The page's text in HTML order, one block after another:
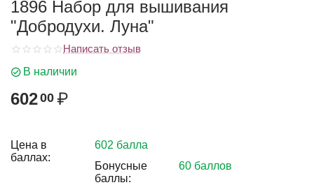
1896 Набор для вышивания
"Добродухи. Луна"
Написать отзыв
В наличии
60200 ₽
Цена в
баллах:
602 балла
Бонусные
баллы:
60 баллов